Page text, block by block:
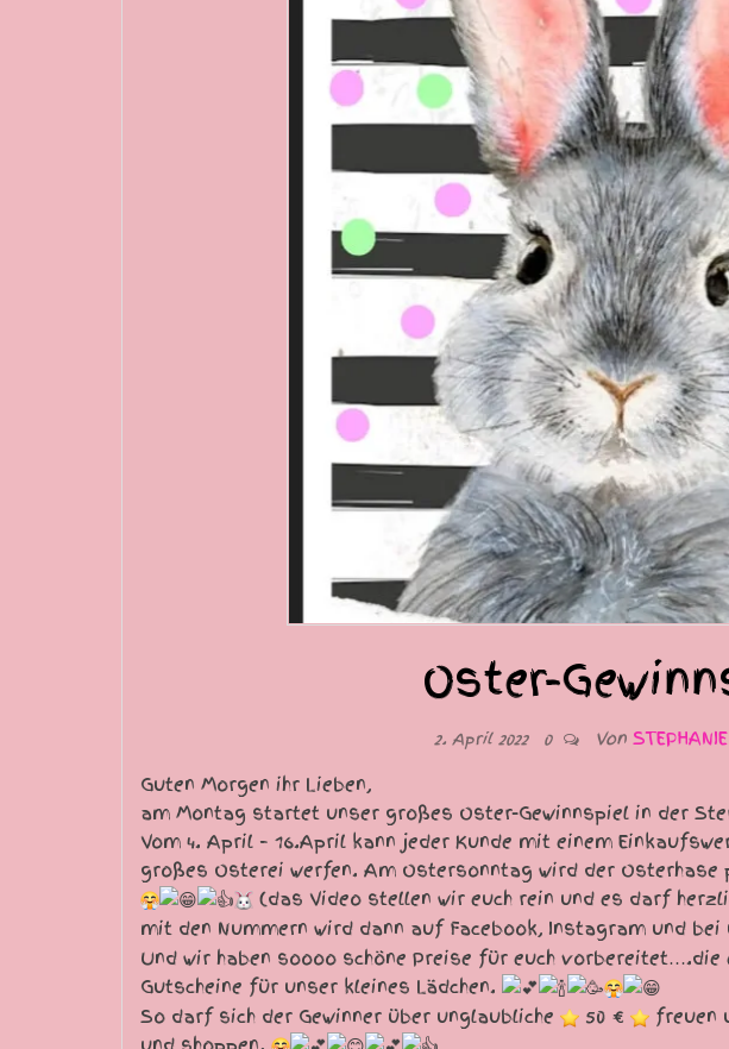
Oster-
2. April 2022 0 Von
Guten Morgen ihr Lieben,
am Montag startet unser großes Oster-Gewinnspiel in der
Vom 4. April – 16.April kann jeder Kunde mit einem
großes Osterei werfen. Am Ostersonntag wird der Osterhase
(das Video stellen wir euch rein und es darf
mit den Nummern wird dann auf Facebook, Instagram und
Und wir haben soooo schöne Preise für euch
Gutscheine für unser kleines Lädchen.
So darf sich der Gewinner über unglaubliche
50 €
freuen